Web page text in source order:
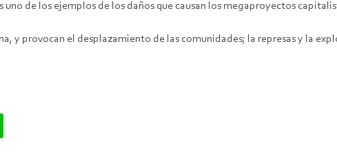
uno de los ejemplos de los daños que causan los megaproyectos
y provocan el desplazamiento de las comunidades; la represas y la